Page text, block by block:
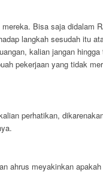
Bisa saja didalam
langkah sesudah itu
kalian jangan
pekerjaan yang tidak
perhatikan,
ahrus meyakinkan